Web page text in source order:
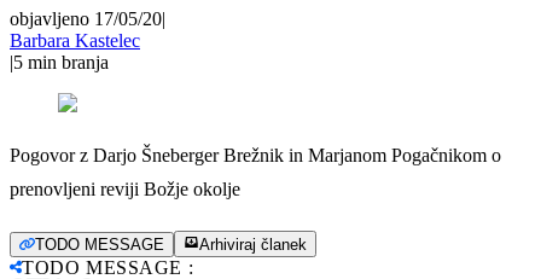
objavljeno 17/05/20|
Barbara Kastelec
|5 min branja
Pogovor z Darjo Šneberger Brežnik in Marjanom Pogačnikom o
prenovljeni reviji Božje okolje
TODO MESSAGE Arhiviraj članek
TODO MESSAGE :